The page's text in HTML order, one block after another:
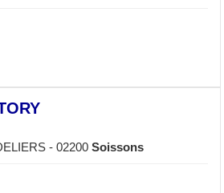
- 02200Soissons